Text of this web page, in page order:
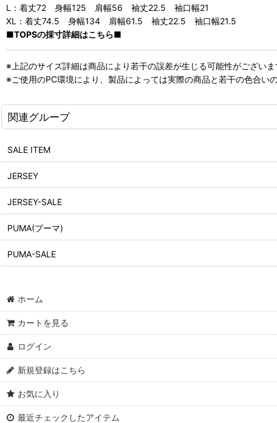
L：着丈72 身幅125 肩幅56 袖丈22.5 袖口幅21
XL：着丈74.5 身幅134 肩幅61.5 袖丈22.5 袖口幅21.5
■TOPSの採寸詳細はこちら■
※上記のサイズ詳細は商品により若干の誤差が生じる可能性がございま
※ご使用のPC環境により、製品によっては実際の商品と若干の色合い
関連グループ
SALE ITEM
JERSEY
JERSEY-SALE
PUMA(プーマ)
PUMA-SALE
ホーム
カートを見る
ログイン
新規登録はこちら
お気に入り
最近チェックしたアイテム